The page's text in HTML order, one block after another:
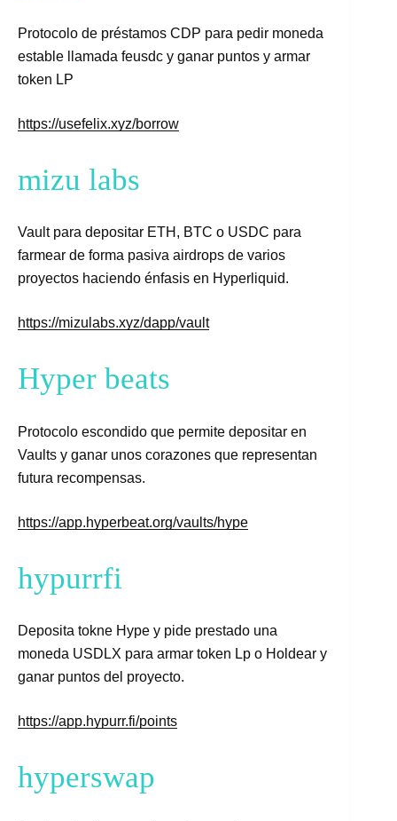
Protocolo de préstamos CDP para pedir moneda
estable llamada feusdc y ganar puntos y armar
token LP
https://usefelix.xyz/borrow
mizu labs
Vault para depositar ETH, BTC o USDC para
farmear de forma pasiva airdrops de varios
proyectos haciendo énfasis en Hyperliquid.
https://mizulabs.xyz/dapp/vault
Hyper beats
Protocolo escondido que permite depositar en
Vaults y ganar unos corazones que representan
futura recompensas.
https://app.hyperbeat.org/vaults/hype
hypurrfi
Deposita tokne Hype y pide prestado una
moneda USDLX para armar token Lp o Holdear y
ganar puntos del proyecto.
https://app.hypurr.fi/points
hyperswap